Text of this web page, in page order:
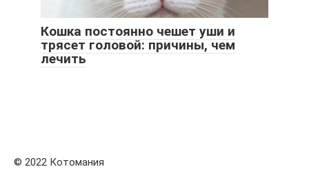
Кошка постоянно чешет уши и
трясет головой: причины, чем
лечить
© 2022 Котомания